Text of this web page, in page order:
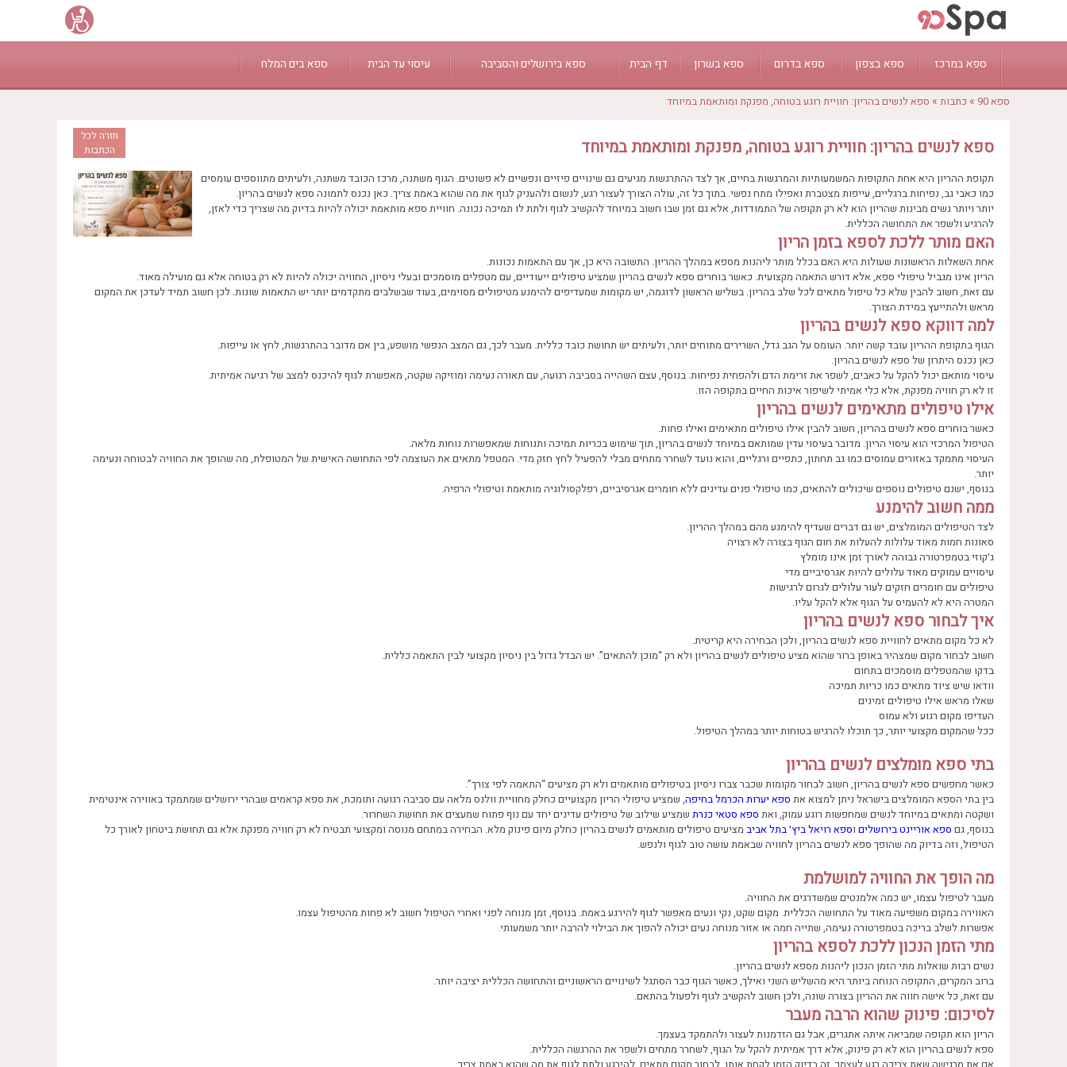
ספא במרכז
תל אביב
רחובות
הרצליה
נתניה
רמת גן
רעננה
יפו
כפר שמריהו
ספא בצפון
חיפה
חדרה
ראש פינה
צפת
נהריה
זכרון יעקב
טבריה
מעלות תרשיחא
עכו
כמון
ירכא
ספא בדרום
אשדוד
ים המלח
באר שבע
עין גדי
אשקלון
ספא בשרון דף הבית ספא בירושלים והסביבה
נס ציונה
נווה אילן
מודיעין
עיסוי עד הבית ספא בים המלח
ספא 90 » כתבות » ספא לנשים בהריון: חוויית רוגע בטוחה, מפנקת ומותאמת במיוחד
ספא לנשים בהריון: חוויית רוגע בטוחה, מפנקת ומותאמת במיוחד
חזרה לכל
הכתבות
תקופת ההריון היא אחת התקופות המשמעותיות והמרגשות בחיים, אך לצד ההתרגשות מגיעים גם שינויים פיזיים ונפשיים לא פשוטים. הגוף משתנה, מרכז הכובד משתנה, ולעיתים מתווספים עומסים
כמו כאבי גב, נפיחות ברגליים, עייפות מצטברת ואפילו מתח נפשי. בתוך כל זה, עולה הצורך לעצור רגע, לנשום ולהעניק לגוף את מה שהוא באמת צריך. כאן נכנס לתמונה ספא לנשים בהריון.
יותר ויותר נשים מבינות שהריון הוא לא רק תקופה של התמודדות, אלא גם זמן שבו חשוב במיוחד להקשיב לגוף ולתת לו תמיכה נכונה. חוויית ספא מותאמת יכולה להיות בדיוק מה שצריך כדי לאזן,
להרגיע ולשפר את התחושה הכללית.
האם מותר ללכת לספא בזמן הריון
אחת השאלות הראשונות שעולות היא האם בכלל מותר ליהנות מספא במהלך ההריון. התשובה היא כן, אך עם התאמות נכונות.
הריון אינו מגביל טיפולי ספא, אלא דורש התאמה מקצועית. כאשר בוחרים ספא לנשים בהריון שמציע טיפולים ייעודיים, עם מטפלים מוסמכים ובעלי ניסיון, החוויה יכולה להיות לא רק בטוחה אלא גם מועילה מאוד.
עם זאת, חשוב להבין שלא כל טיפול מתאים לכל שלב בהריון. בשליש הראשון לדוגמה, יש מקומות שמעדיפים להימנע מטיפולים מסוימים, בעוד שבשלבים מתקדמים יותר יש התאמות שונות. לכן חשוב תמיד לעדכן את המקום
מראש ולהתייעץ במידת הצורך.
למה דווקא ספא לנשים בהריון
הגוף בתקופת ההריון עובד קשה יותר. העומס על הגב גדל, השרירים מתוחים יותר, ולעיתים יש תחושת כובד כללית. מעבר לכך, גם המצב הנפשי מושפע, בין אם מדובר בהתרגשות, לחץ או עייפות.
כאן נכנס היתרון של ספא לנשים בהריון.
עיסוי מותאם יכול להקל על כאבים, לשפר את זרימת הדם ולהפחית נפיחות. בנוסף, עצם השהייה בסביבה רגועה, עם תאורה נעימה ומוזיקה שקטה, מאפשרת לגוף להיכנס למצב של רגיעה אמיתית.
זו לא רק חוויה מפנקת, אלא כלי אמיתי לשיפור איכות החיים בתקופה הזו.
אילו טיפולים מתאימים לנשים בהריון
כאשר בוחרים ספא לנשים בהריון, חשוב להבין אילו טיפולים מתאימים ואילו פחות.
הטיפול המרכזי הוא עיסוי הריון. מדובר בעיסוי עדין שמותאם במיוחד לנשים בהריון, תוך שימוש בכריות תמיכה ותנוחות שמאפשרות נוחות מלאה.
העיסוי מתמקד באזורים עמוסים כמו גב תחתון, כתפיים ורגליים, והוא נועד לשחרר מתחים מבלי להפעיל לחץ חזק מדי. המטפל מתאים את העוצמה לפי התחושה האישית של המטופלת, מה שהופך את החוויה לבטוחה ונעימה
יותר.
בנוסף, ישנם טיפולים נוספים שיכולים להתאים, כמו טיפולי פנים עדינים ללא חומרים אגרסיביים, רפלקסולוגיה מותאמת וטיפולי הרפיה.
ממה חשוב להימנע
לצד הטיפולים המומלצים, יש גם דברים שעדיף להימנע מהם במהלך ההריון.
סאונות חמות מאוד עלולות להעלות את חום הגוף בצורה לא רצויה
ג׳קוזי בטמפרטורה גבוהה לאורך זמן אינו מומלץ
עיסויים עמוקים מאוד עלולים להיות אגרסיביים מדי
טיפולים עם חומרים חזקים לעור עלולים לגרום לרגישות
המטרה היא לא להעמיס על הגוף אלא להקל עליו.
איך לבחור ספא לנשים בהריון
לא כל מקום מתאים לחוויית ספא לנשים בהריון, ולכן הבחירה היא קריטית.
חשוב לבחור מקום שמצהיר באופן ברור שהוא מציע טיפולים לנשים בהריון ולא רק “מוכן להתאים”. יש הבדל גדול בין ניסיון מקצועי לבין התאמה כללית.
בדקו שהמטפלים מוסמכים בתחום
וודאו שיש ציוד מתאים כמו כריות תמיכה
שאלו מראש אילו טיפולים זמינים
העדיפו מקום רגוע ולא עמוס
ככל שהמקום מקצועי יותר, כך תוכלו להרגיש בטוחות יותר במהלך הטיפול.
בתי ספא מומלצים לנשים בהריון
כאשר מחפשים ספא לנשים בהריון, חשוב לבחור מקומות שכבר צברו ניסיון בטיפולים מותאמים ולא רק מציעים “התאמה לפי צורך”.
בין בתי הספא המומלצים בישראל ניתן למצוא את ספא יערות הכרמל בחיפה, שמציע טיפולי הריון מקצועיים כחלק מחוויית וולנס מלאה עם סביבה רגועה ותומכת, את ספא קראמים שבהרי ירושלים שמתמקד באווירה אינטימית
ושקטה ומתאים במיוחד לנשים שמחפשות רוגע עמוק, ואת ספא סטאי כנרת שמציע שילוב של טיפולים עדינים יחד עם נוף פתוח שמעצים את תחושת השחרור.
בנוסף, גם ספא אוריינט בירושלים וספא רויאל ביץ׳ בתל אביב מציעים טיפולים מותאמים לנשים בהריון כחלק מיום פינוק מלא. הבחירה במתחם מנוסה ומקצועי תבטיח לא רק חוויה מפנקת אלא גם תחושת ביטחון לאורך כל
הטיפול, וזה בדיוק מה שהופך ספא לנשים בהריון לחוויה שבאמת עושה טוב לגוף ולנפש.
מה הופך את החוויה למושלמת
מעבר לטיפול עצמו, יש כמה אלמנטים שמשדרגים את החוויה.
האווירה במקום משפיעה מאוד על התחושה הכללית. מקום שקט, נקי ונעים מאפשר לגוף להירגע באמת. בנוסף, זמן מנוחה לפני ואחרי הטיפול חשוב לא פחות מהטיפול עצמו.
אפשרות לשלב בריכה בטמפרטורה נעימה, שתייה חמה או אזור מנוחה נעים יכולה להפוך את הבילוי להרבה יותר משמעותי.
מתי הזמן הנכון ללכת לספא בהריון
נשים רבות שואלות מתי הזמן הנכון ליהנות מספא לנשים בהריון.
ברוב המקרים, התקופה הנוחה ביותר היא מהשליש השני ואילך, כאשר הגוף כבר הסתגל לשינויים הראשוניים והתחושה הכללית יציבה יותר.
עם זאת, כל אישה חווה את ההריון בצורה שונה, ולכן חשוב להקשיב לגוף ולפעול בהתאם.
לסיכום: פינוק שהוא הרבה מעבר
הריון הוא תקופה שמביאה איתה אתגרים, אבל גם הזדמנות לעצור ולהתמקד בעצמך.
ספא לנשים בהריון הוא לא רק פינוק, אלא דרך אמיתית להקל על הגוף, לשחרר מתחים ולשפר את ההרגשה הכללית.